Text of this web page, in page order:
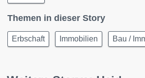
Themen in dieser Story
Erbschaft Immobilien Bau /